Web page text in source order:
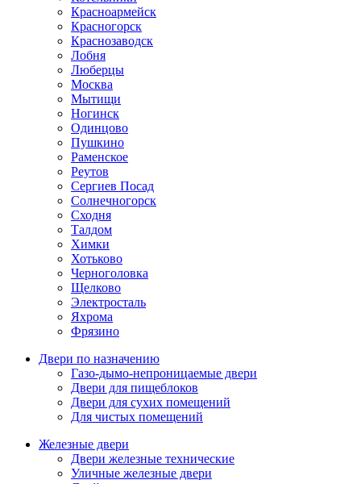
Красноармейск
Красногорск
Краснозаводск
Лобня
Люберцы
Москва
Мытищи
Ногинск
Одинцово
Пушкино
Раменское
Реутов
Сергиев Посад
Солнечногорск
Сходня
Талдом
Химки
Хотьково
Черноголовка
Щелково
Электросталь
Яхрома
Фрязино
Двери по назначению
Газо-дымо-непроницаемые двери
Двери для пищеблоков
Двери для сухих помещений
Для чистых помещений
Железные двери
Двери железные технические
Уличные железные двери